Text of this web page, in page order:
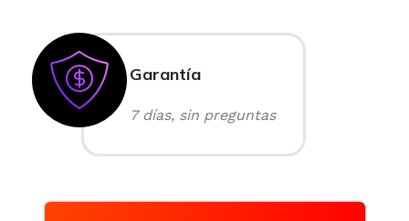
Garantía
7 días, sin preguntas